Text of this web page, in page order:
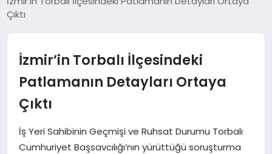
EKONOMI
MAGAZIN
SAĞLIK
Çıktı
İzmir’in Torbalı İlçesindeki
Patlamanın Detayları Ortaya
Çıktı
İş Yeri Sahibinin Geçmişi ve Ruhsat Durumu Torbalı
Cumhuriyet Başsavcılığı’nın yürüttüğü soruşturma